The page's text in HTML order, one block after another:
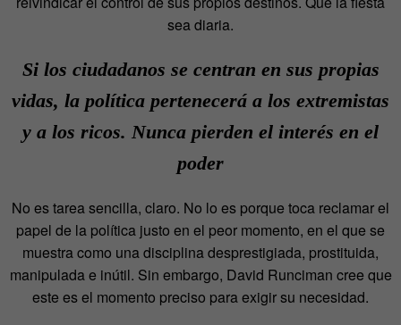
sea diaria.
Si los ciudadanos se centran en sus propias
vidas, la política pertenecerá a los extremistas
y a los ricos. Nunca pierden el interés en el
poder
No es tarea sencilla, claro. No lo es porque toca reclamar el
papel de la política justo en el peor momento, en el que se
muestra como una disciplina desprestigiada, prostituida,
manipulada e inútil. Sin embargo, David Runciman cree que
este es el momento preciso para exigir su necesidad.